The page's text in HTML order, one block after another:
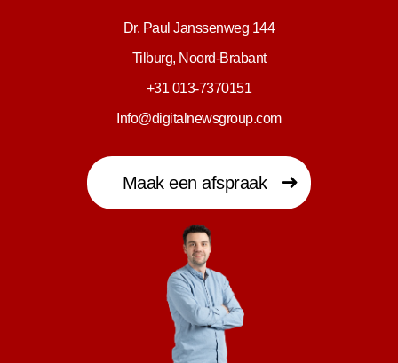
Dr. Paul Janssenweg 144
Tilburg, Noord-Brabant
+31 013-7370151
Info@digitalnewsgroup.com
Maak een afspraak